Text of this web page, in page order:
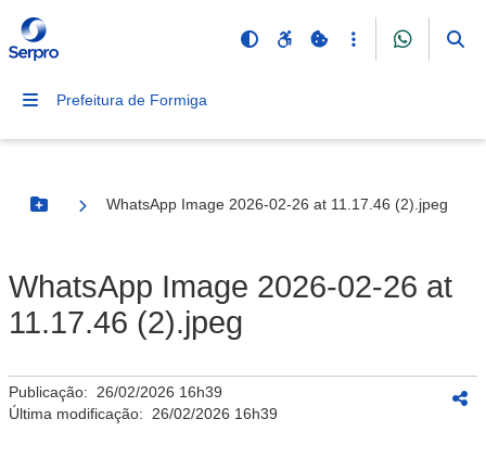
Prefeitura de Formiga
Botão Menu
WhatsApp Image 2026-02-26 at 11.17.46 (2).jpeg
WhatsApp Image 2026-02-26 at
11.17.46 (2).jpeg
Publicação: 26/02/2026 16h39
Última modificação: 26/02/2026 16h39